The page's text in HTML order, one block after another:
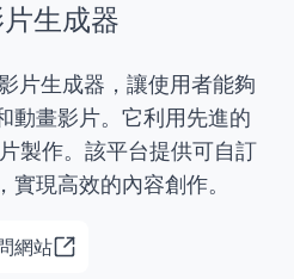
生成器
片生成器，讓使用者能夠
動畫影片。它利用先進的
製作。該平台提供可自訂
現高效的內容創作。
網站